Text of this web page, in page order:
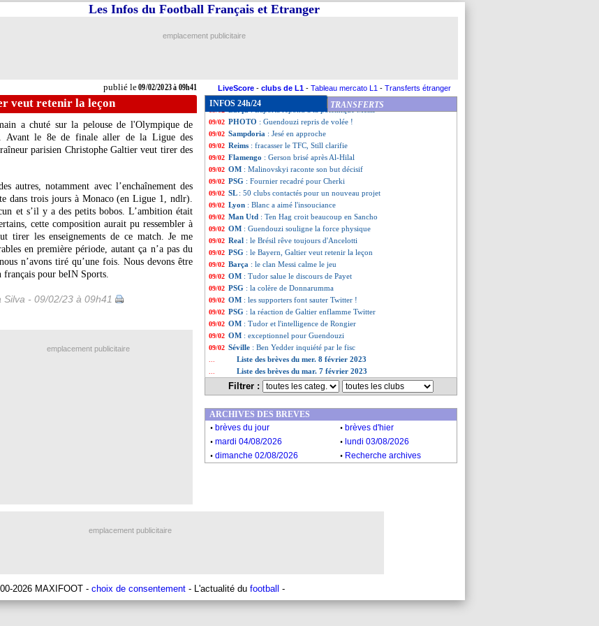
publié le09/02/2023 à 09h41
Les Infos du Football Français et Etranger
emplacement publicitaire
LiveScore - clubs de L1 - Tableau mercato L1 - Transferts étranger
veut retenir la leçon
a chuté sur la pelouse de l'Olympique de
Avant le 8e de finale aller de la Ligue des
parisien Christophe Galtier veut tirer des
autres, notamment avec l’enchaînement des
dans trois jours à Monaco (en Ligue 1, ndlr).
et s’il y a des petits bobos. L’ambition était
cette composition aurait pu ressembler à
tirer les enseignements de ce match. Je me
en première période, autant ça n’a pas du
n’avons tiré qu’une fois. Nous devons être
français pour beIN Sports.
Silva - 09/02/23 à 09h41
INFOS 24h/24 TRANSFERTS
09/02 PSG: Donnarumma positive avant le Bayern
09/02 Lyon: Cherki, Blanc distribue les bons points
09/02 Leipzig
09/02 Tottenham: un retraité pour remplacer Lloris ?
09/02 PSG: le constat inquiétant d'Edouard Cissé
: Laporta répond à la polémique Messi
09/02 PHOTO : Guendouzi repris de volée !
09/02 Sampdoria : Jesé en approche
09/02 Reims : fracasser le TFC, Still clarifie
09/02 Flamengo : Gerson brisé après Al-Hilal
09/02 OM : Malinovskyi raconte son but décisif
09/02 PSG : Fournier recadré pour Cherki
09/02 SL : 50 clubs contactés pour un nouveau projet
09/02 Lyon : Blanc a aimé l'insouciance
09/02 Man Utd : Ten Hag croit beaucoup en Sancho
09/02 OM : Guendouzi souligne la force physique
09/02 Real : le Brésil rêve toujours d'Ancelotti
09/02 PSG : le Bayern, Galtier veut retenir la leçon
09/02 Barça : le clan Messi calme le jeu
09/02 OM : Tudor salue le discours de Payet
09/02 PSG : la colère de Donnarumma
09/02 OM : les supporters font sauter Twitter !
09/02 PSG : la réaction de Galtier enflamme Twitter
09/02 OM : Tudor et l'intelligence de Rongier
09/02 OM : exceptionnel pour Guendouzi
09/02 Séville : Ben Yedder inquiété par le fisc
Liste des brèves du mer. 8 février 2023
Liste des brèves du mar. 7 février 2023
Filtrer :
emplacement publicitaire
ARCHIVES DES BREVES
. brèves du jour . brèves d'hier
. mardi 04/08/2026 . lundi 03/08/2026
. dimanche 02/08/2026 . Recherche archives
emplacement publicitaire
2026 MAXIFOOT - choix de consentement - L'actualité du football -